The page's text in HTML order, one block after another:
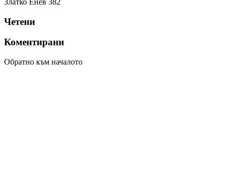
Четени
Коментирани
Обратно към началото